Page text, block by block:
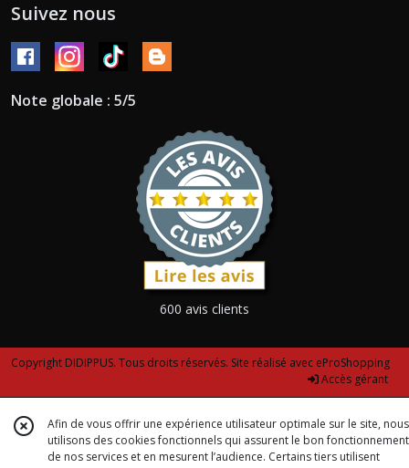
Suivez nous
Note globale : 5/5
600 avis clients
Copyright DIDIPPUS. Tous droits réservés. Site réalisé avec eProShopping
Accès gérant
Afin de vous offrir une expérience utilisateur optimale sur le site, nous
utilisons des cookies fonctionnels qui assurent le bon fonctionnement
de nos services et en mesurent l’audience. Certains tiers utilisent